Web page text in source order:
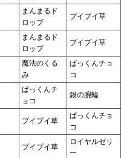
まんまるド
ロップ
プイプイ草
まんまるド
ロップ
プイプイ草
魔法のくる
み
ぱっくんチョ
コ
ぱっくんチ
ョコ
銀の腕輪
プイプイ草
ぱっくんチョ
コ
プイプイ草
ロイヤルゼリ
ー